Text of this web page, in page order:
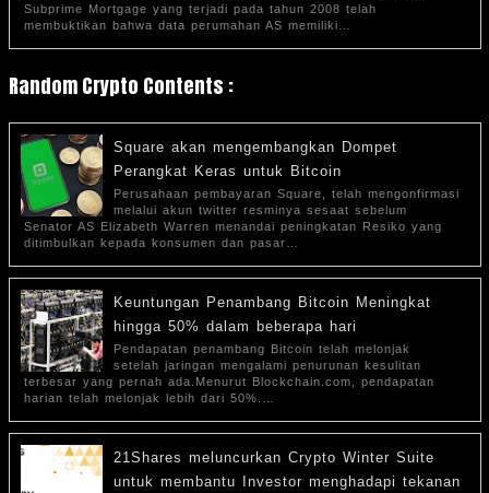
Subprime Mortgage yang terjadi pada tahun 2008 telah
membuktikan bahwa data perumahan AS memiliki…
Random Crypto Contents :
Square akan mengembangkan Dompet
Perangkat Keras untuk Bitcoin
Perusahaan pembayaran Square, telah mengonfirmasi
melalui akun twitter resminya sesaat sebelum
Senator AS Elizabeth Warren menandai peningkatan Resiko yang
ditimbulkan kepada konsumen dan pasar…
Keuntungan Penambang Bitcoin Meningkat
hingga 50% dalam beberapa hari
Pendapatan penambang Bitcoin telah melonjak
setelah jaringan mengalami penurunan kesulitan
terbesar yang pernah ada.Menurut Blockchain.com, pendapatan
harian telah melonjak lebih dari 50%.…
21Shares meluncurkan Crypto Winter Suite
untuk membantu Investor menghadapi tekanan